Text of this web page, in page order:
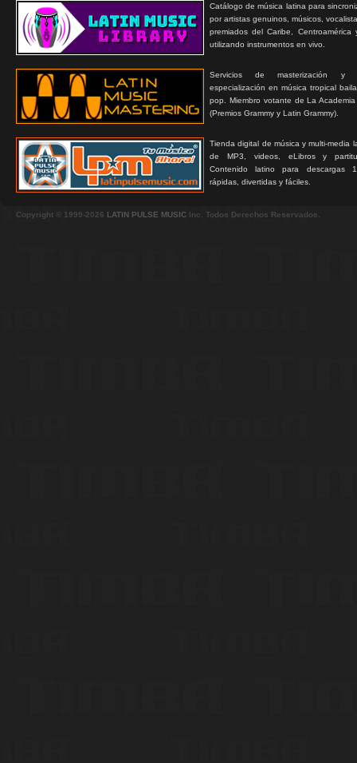
Catálogo de música latina para
por artistas genuinos, músicos,
premiados del Caribe, Centroamérica
utilizando instrumentos en vivo.
Servicios de masterización y
especialización en música tropical
pop. Miembro votante de La
(Premios Grammy y Latin Grammy).
Tienda digital de música y multi-media
de MP3, videos, eLibros y
Contenido latino para descargas
rápidas, divertidas y fáciles.
Copyright © 1999-2026 LATIN PULSE MUSIC Inc. Todos Derechos Reservados.